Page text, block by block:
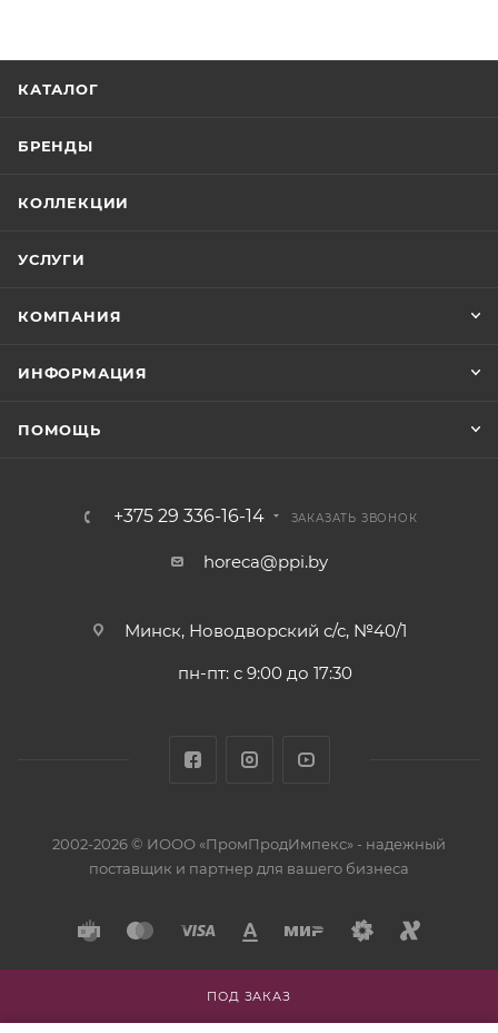
ПОД ЗАКАЗ
КАТАЛОГ
БРЕНДЫ
КОЛЛЕКЦИИ
УСЛУГИ
КОМПАНИЯ
ИНФОРМАЦИЯ
ПОМОЩЬ
+375 29 336-16-14 ЗАКАЗАТЬ ЗВОНОК
horeca@ppi.by
Минск, Новодворский с/с, №40/1
пн-пт: с 9:00 до 17:30
2002-2026 © ИООО «ПромПродИмпекс» - надежный
поставщик и партнер для вашего бизнеса